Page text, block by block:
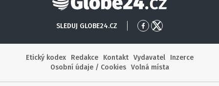
SLEDUJ GLOBE24.CZ
PřejítPřejít
Etický kodex
Redakce Kontakt Vydavatel
Inzerce
Osobní údaje / Cookies
Volná místa